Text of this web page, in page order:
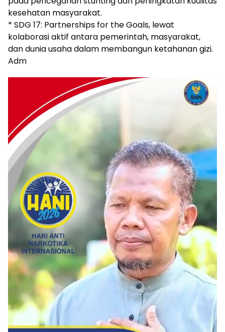
kesehatan masyarakat.
* SDG 17: Partnerships for the Goals, lewat
kolaborasi aktif antara pemerintah, masyarakat,
dan dunia usaha dalam membangun ketahanan gizi.
Adm